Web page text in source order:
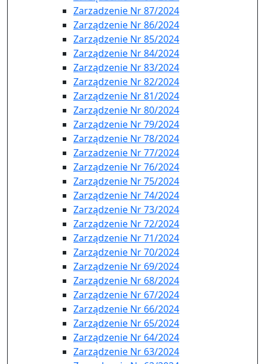
Zarzadzenie Nr 87/2024
Zarządzenie Nr 86/2024
Zarządzenie Nr 85/2024
Zarządzenie Nr 84/2024
Zarządzenie Nr 83/2024
Zarządzenie Nr 82/2024
Zarządzenie Nr 81/2024
Zarządzenie Nr 80/2024
Zarządzenie Nr 79/2024
Zarządzenie Nr 78/2024
Zarzadzenie Nr 77/2024
Zarządzenie Nr 76/2024
Zarządzenie Nr 75/2024
Zarządzenie Nr 74/2024
Zarządzenie Nr 73/2024
Zarządzenie Nr 72/2024
Zarządzenie Nr 71/2024
Zarządzenie Nr 70/2024
Zarządzenie Nr 69/2024
Zarządzenie Nr 68/2024
Zarządzenie Nr 67/2024
Zarządzenie Nr 66/2024
Zarządzenie Nr 65/2024
Zarządzenie Nr 64/2024
Zarządzenie Nr 63/2024